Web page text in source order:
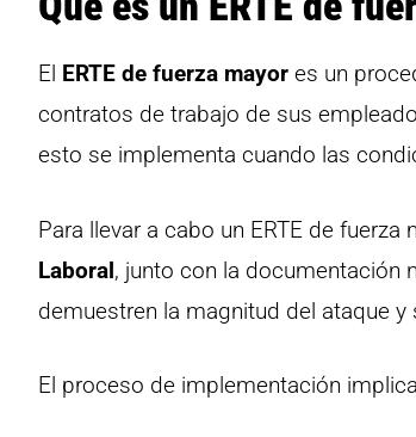
El ERTE de fuerza mayor es un
contratos de trabajo de sus
esto se implementa cuando las
Para llevar a cabo un ERTE de
Laboral, junto con la documentación
demuestren la magnitud del ataque
El proceso de implementación